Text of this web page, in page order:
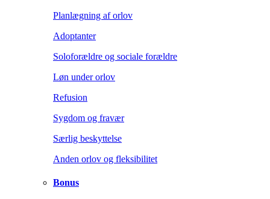
Planlægning af orlov
Adoptanter
Soloforældre og sociale forældre
Løn under orlov
Refusion
Sygdom og fravær
Særlig beskyttelse
Anden orlov og fleksibilitet
Bonus